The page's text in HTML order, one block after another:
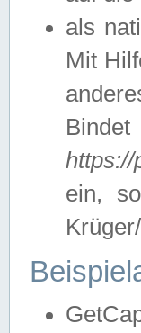
als
Mit
https://
ein,